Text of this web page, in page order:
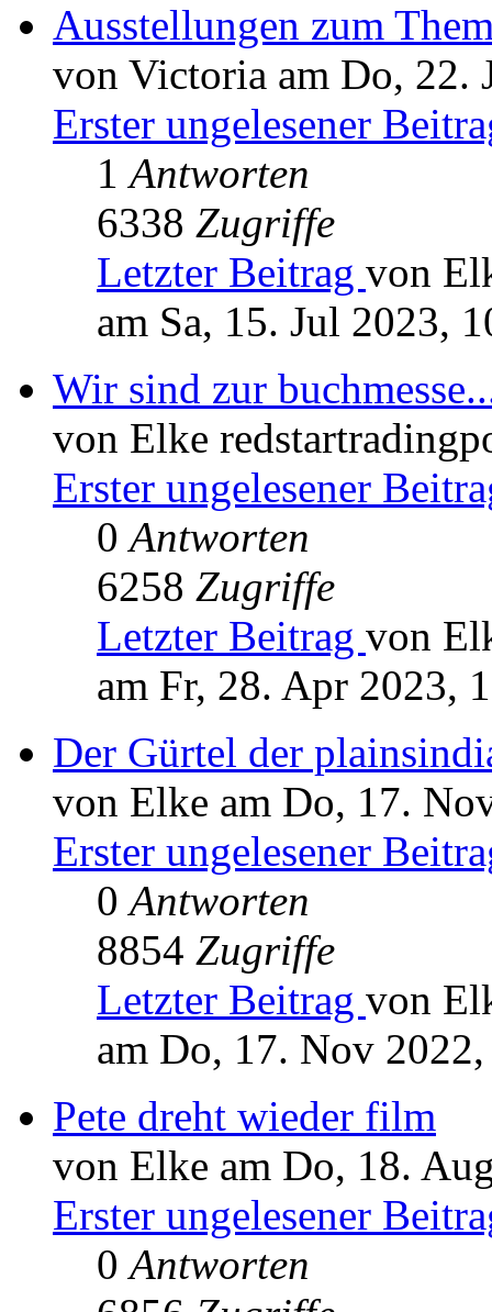
Ausstellungen zum
von Victoria am Do, 22.
Erster ungelesener
1Antworten
6338 Zugriffe
Letzter Beitrag von
am Sa, 15. Jul 2023,
Wir sind zur
von Elke
Erster ungelesener
0Antworten
6258 Zugriffe
Letzter Beitrag von
am Fr, 28. Apr 2023,
Der Gürtel der
von Elke am Do, 17.
Erster ungelesener
0Antworten
8854 Zugriffe
Letzter Beitrag von
am Do, 17. Nov
Pete dreht wieder film
von Elke am Do, 18.
Erster ungelesener
0Antworten